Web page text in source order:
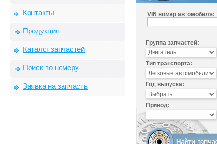
Контакты
Продукция
Каталог запчастей
Поиск по номеру
Заявка на запчасть
VIN номер автомобиля:
Группа запчастей:
Тип транспорта:
Год выпуска:
Привод: